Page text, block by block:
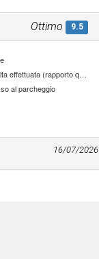
Ottimo 9.5
Ti ritieni soddisfatto della scelta effettuata (rapporto qualità/prezzo)
al parcheggio
16/07/2026